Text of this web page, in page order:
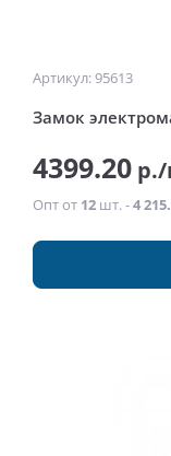
Артикул: 95613
Замок
4399.20
Опт от 12 шт. -4